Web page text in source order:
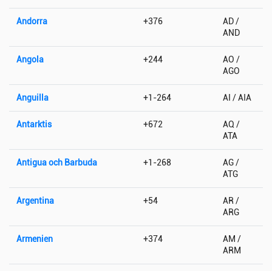
Andorra +376
AD /
AND
Angola +244
AO /
AGO
Anguilla +1-264 AI / AIA
Antarktis +672
AQ /
ATA
Antigua och Barbuda +1-268
AG /
ATG
Argentina +54
AR /
ARG
Armenien +374
AM /
ARM